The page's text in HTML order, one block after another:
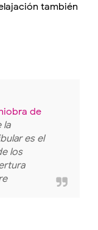
también
de
la
es el
los